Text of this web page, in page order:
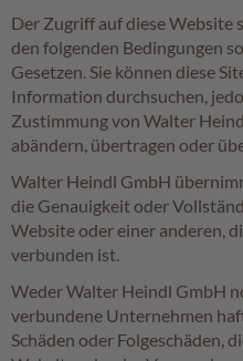
e
n
P
r
a
l
i
n
e
n
K
i
n
d
Der Zugriff auf diese
den folgenden Bedingungen
Gesetzen. Sie können diese
Information durchsuchen,
Zustimmung von Walter
abändern, übertragen oder
Walter Heindl GmbH
die Genauigkeit oder
Website oder einer anderen,
verbunden ist.
Weder Walter Heindl GmbH
verbundene Unternehmen
Schäden oder Folgeschäden,